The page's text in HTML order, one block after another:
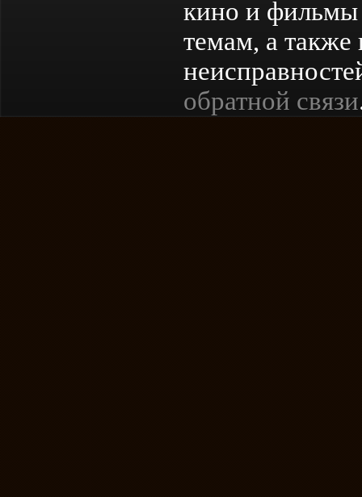
кино и
темам, а
обратной связи